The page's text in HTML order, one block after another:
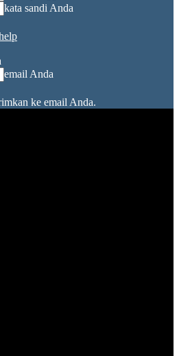
kata sandi Anda
email Anda
ke email Anda.